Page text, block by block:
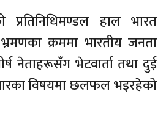
प्रतिनिधिमण्डल हाल भारत
क्रममा भारतीय जनता
नेताहरूसँग भेटवार्ता तथा दुई
विषयमा छलफल भइरहेको